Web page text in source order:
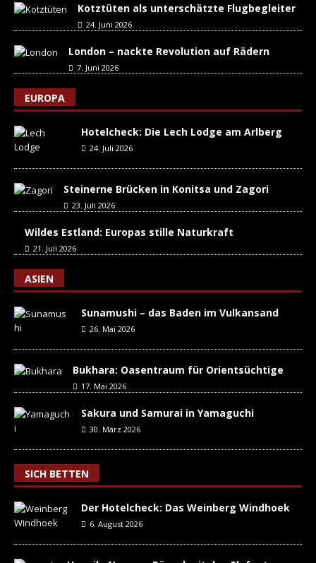
Kotztüten als unterschätzte Flugbegleiter
24. Juni 2026
London – nackte Revolution auf Rädern
7. Juni 2026
EUROPA
Hotelcheck: Die Lech Lodge am Arlberg
24. Juli 2026
Steinerne Brücken in Konitsa und Zagori
23. Juli 2026
Wildes Estland: Europas stille Naturkraft
21. Juli 2026
ASIEN
Sunamushi – das Baden im Vulkansand
26. Mai 2026
Bukhara: Oasentraum für Orientsüchtige
17. Mai 2026
Sakura und Samurai in Yamaguchi
30. März 2026
SICH BETTEN
Der Hotelcheck: Das Weinberg Windhoek
6. August 2026